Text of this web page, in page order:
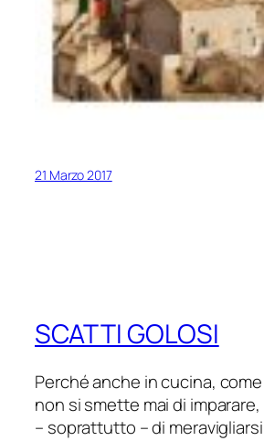
21 Marzo 2017
SCATTI GOLOSI
Perché anche in cucina,
non si smette mai di
– soprattutto – di